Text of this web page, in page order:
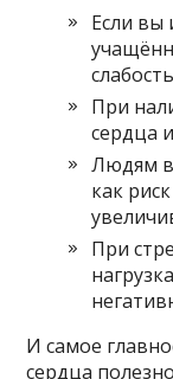
Если вы
При
сердца
Людям в
как
При
И самое
сердца